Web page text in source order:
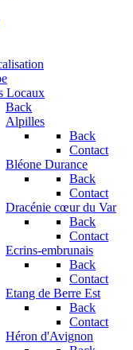
Locaux
Back
Alpilles
Back
Contact
Bléone Durance
Back
Contact
Dracénie cœur du Var
Back
Contact
Ecrins-embrunais
Back
Contact
Etang de Berre Est
Back
Contact
Héron d'Avignon